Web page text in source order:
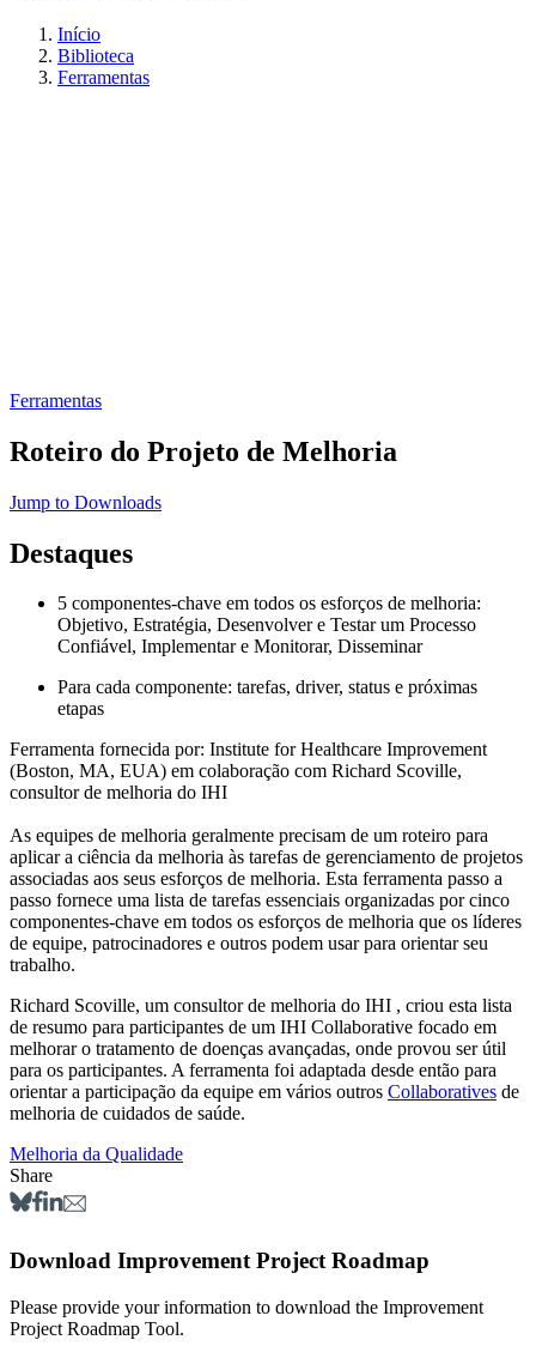
Início
Biblioteca
Ferramentas
Ferramentas
Roteiro do Projeto de Melhoria
Jump to Downloads
Destaques
5 componentes-chave em todos os esforços de melhoria:
Objetivo, Estratégia, Desenvolver e Testar um Processo
Confiável, Implementar e Monitorar, Disseminar
Para cada componente: tarefas, driver, status e próximas
etapas
Ferramenta fornecida por: Institute for Healthcare Improvement
(Boston, MA, EUA) em colaboração com Richard Scoville,
consultor de melhoria do IHI
As equipes de melhoria geralmente precisam de um roteiro para
aplicar a ciência da melhoria às tarefas de gerenciamento de projetos
associadas aos seus esforços de melhoria. Esta ferramenta passo a
passo fornece uma lista de tarefas essenciais organizadas por cinco
componentes-chave em todos os esforços de melhoria que os líderes
de equipe, patrocinadores e outros podem usar para orientar seu
trabalho.
Richard Scoville, um consultor de melhoria do IHI , criou esta lista
de resumo para participantes de um IHI Collaborative focado em
melhorar o tratamento de doenças avançadas, onde provou ser útil
para os participantes. A ferramenta foi adaptada desde então para
orientar a participação da equipe em vários outros Collaboratives de
melhoria de cuidados de saúde.
Melhoria da Qualidade
Share
Download Improvement Project Roadmap
Please provide your information to download the Improvement
Project Roadmap Tool.